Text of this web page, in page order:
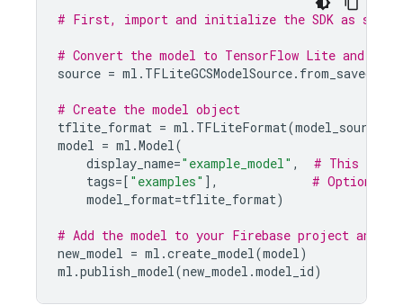
# First, import and initialize the SDK as shown
# Convert the model to TensorFlow Lite and
source = ml . TFLiteGCSModelSource.
# Create the model object
tflite_format = ml . TFLiteFormat(model_source
model = ml .Model(
display_name="example_model" ,
# This is
tags=[ "examples" ],
# Optional
model_format=tflite_format)
# Add the model to your Firebase project and
new_model = ml .create_model(model)
ml .publish_model(new_model .model_id)